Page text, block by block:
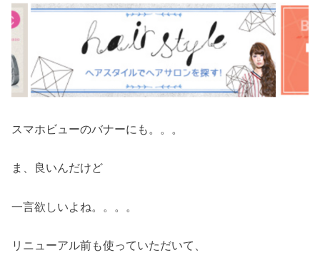
スマホビューのバナーにも。。。
ま、良いんだけど
一言欲しいよね。。。。
リニューアル前も使っていただいて、